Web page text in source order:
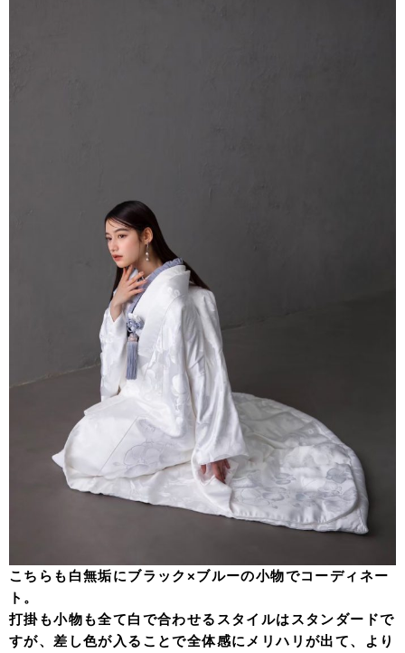
こちらも白無垢にブラック×ブルーの小物でコーディネー
ト。
打掛も小物も全て白で合わせるスタイルはスタンダードで
すが、差し色が入ることで全体感にメリハリが出て、より